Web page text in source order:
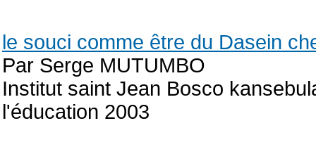
le souci comme être du Dasein
Par Serge MUTUMBO
Institut saint Jean Bosco
l'éducation 2003